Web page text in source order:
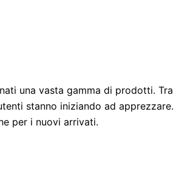
una vasta gamma di prodotti.
stanno iniziando ad
per i nuovi arrivati.